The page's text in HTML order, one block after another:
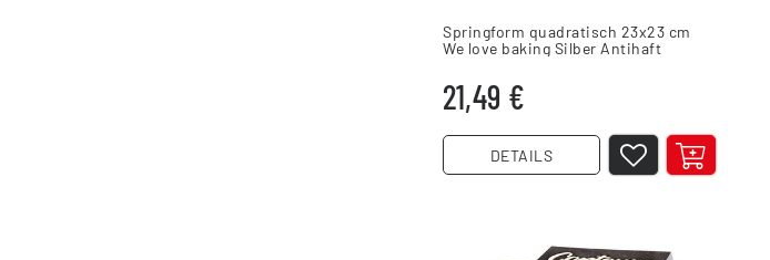
Springform quadratisch 23x23 cm
We love baking Silber Antihaft
21,49 €
DETAILS